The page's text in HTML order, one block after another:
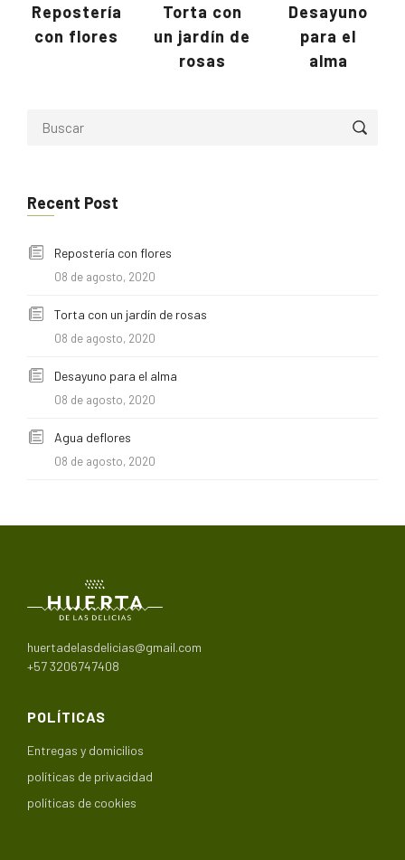
Repostería
con flores
Torta con
un jardín de
rosas
Desayuno
para el
alma
Recent Post
Repostería con flores
08 de agosto, 2020
Torta con un jardín de rosas
08 de agosto, 2020
Desayuno para el alma
08 de agosto, 2020
Agua deflores
08 de agosto, 2020
huertadelasdelicias@gmail.com
+57 3206747408
POLÍTICAS
Entregas y domicilios
políticas de privacidad
políticas de cookies